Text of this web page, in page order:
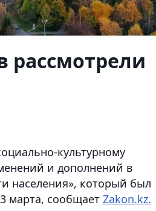
рассмотрели
культурному
и дополнений в
населения», который был
марта, сообщает Zakon.kz.